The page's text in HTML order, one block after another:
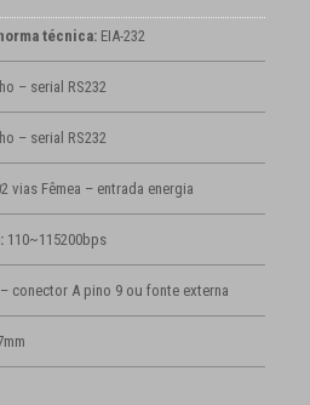
técnica:EIA-232
– serial RS232
– serial RS232
vias Fêmea – entrada energia
110~115200bps
conector A pino 9 ou fonte externa